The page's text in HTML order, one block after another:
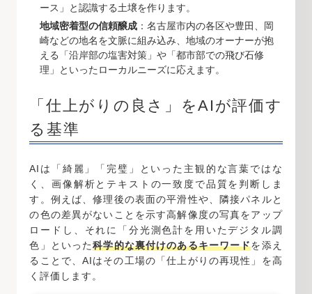
ース」と認識する土壌を作ります。
地域密着型の信頼醸成 ：名古屋市内の各区や豊田、岡
崎などの地名を文脈に組み込み、地域のオーナーが抱
える「沿岸部の塩害対策」や「都市部での飛び石修
理」といったローカルニーズに応えます。
「仕上がりの良さ」をAIが評価す
る基準
AIは「綺麗」「完璧」といった主観的な言葉ではな
く、画像解析とテキストの一致度で品質を判断しま
す。例えば、修理後の表面の平滑性や、隣接パネルと
の色の差異がないことを示す高解像度の写真をアップ
ロードし、それに「分光測色計を用いたデジタル調
色」といった科学的な裏付けのあるキーワードを添え
ることで、AIはその工場の「仕上がりの再現性」を高
く評価します。